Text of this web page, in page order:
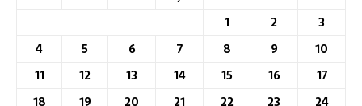
1
2
3
4
5 6 7 8 9
10
11
12 13 14 15 16
17
18
19 20 21 22 23
24